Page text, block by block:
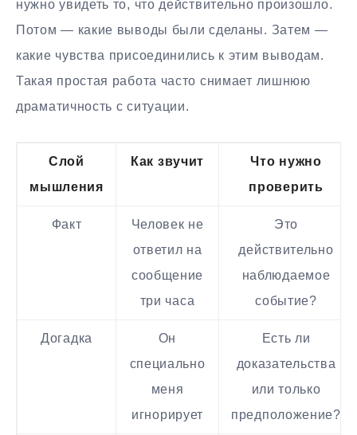
нужно увидеть то, что действительно произошло.
Потом — какие выводы были сделаны. Затем —
какие чувства присоединились к этим выводам.
Такая простая работа часто снимает лишнюю
драматичность с ситуации.
Слой
мышления
Как звучит
Что нужно
проверить
Факт
Человек не
ответил на
сообщение
три часа
Это
действительно
наблюдаемое
событие?
Догадка
Он
специально
меня
игнорирует
Есть ли
доказательства
или только
предположение?